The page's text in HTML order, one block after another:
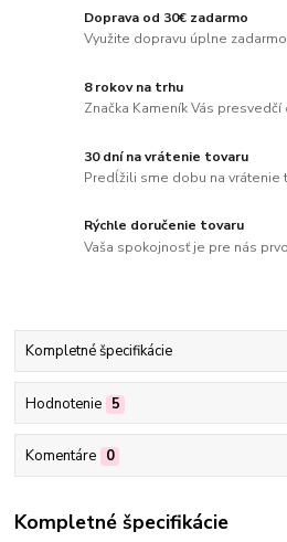
Doprava od 30€ zadarmo
Využite dopravu úplne zadarmo
8 rokov na trhu
Značka Kameník Vás presvedčí
30 dní na vrátenie tovaru
Predĺžili sme dobu na vrátenie
Rýchle doručenie tovaru
Vaša spokojnosť je pre nás
Kompletné špecifikácie
Hodnotenie 5
Komentáre 0
Kompletné špecifikácie